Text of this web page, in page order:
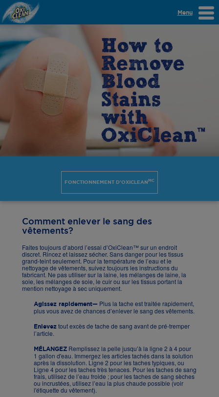
Menu
FONCTIONNEMENT D'OXICLEANMC
Comment enlever le sang des
vêtements?
Faites toujours d’abord l’essai d’OxiClean™ sur un endroit
discret. Rincez et laissez sécher. Sans danger pour les tissus
grand-teint seulement. Pour la température de l’eau et le
nettoyage de vêtements, suivez toujours les instructions du
fabricant. Ne pas utiliser sur la laine, les mélanges de laine, la
soie, les mélanges de soie, le cuir ou sur les tissus portant la
mention nettoyage à sec uniquement.
Agissez rapidement— Plus la tache est traitée rapidement,
plus vous avez de chances d’enlever le sang des vêtements.
Enlevez tout excès de tache de sang avant de pré-tremper
l’article.
MÉLANGEZ Remplissez la pelle jusqu’à la ligne 2 à 4 pour
1 gallon d'eau. Immergez les articles tachés dans la solution
après la dissolution. Ligne 2 pour les taches typiques, ou
Ligne 4 pour les taches très tenaces. Pour les taches de sang
frais, utilisez de l’eau froide ; pour les taches de sang sèches
ou incrustées, utilisez l’eau la plus chaude possible (voir
l'étiquette du vêtement).